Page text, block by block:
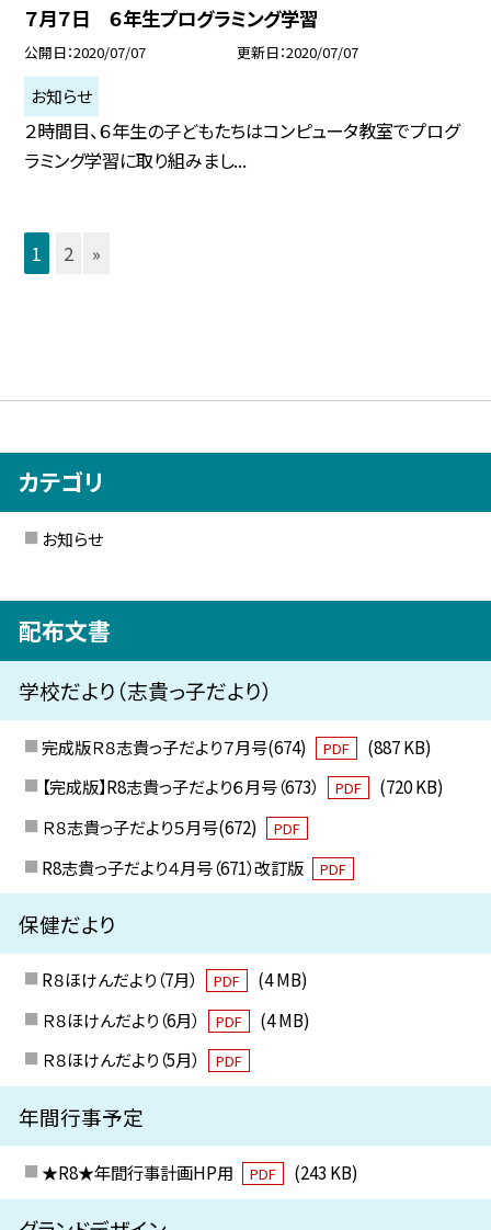
７月７日 ６年生プログラミング学習
公開日 2020/07/07 更新日 2020/07/07
お知らせ
２時間目、６年生の子どもたちはコンピュータ教室でプログ
ラミング学習に取り組みまし...
1 2 »
カテゴリ
お知らせ
配布文書
学校だより（志貴っ子だより）
完成版Ｒ８志貴っ子だより７月号(674) PDF
(887 KB)
【完成版】R8志貴っ子だより６月号（673）
PDF
(720 KB)
Ｒ８志貴っ子だより５月号(672)
PDF
R8志貴っ子だより４月号（671）改訂版 PDF
保健だより
R８ほけんだより（7月） PDF
(4 MB)
Ｒ８ほけんだより（6月）
PDF
(4 MB)
Ｒ８ほけんだより（5月）
PDF
年間行事予定
★R8★年間行事計画HP用 PDF (243 KB)